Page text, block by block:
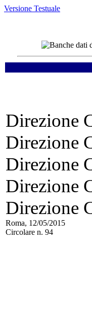
Versione Testuale
Direzione
Direzione
Direzione
Direzione
Direzione
Roma, 12/05/2015
Circolare n. 94